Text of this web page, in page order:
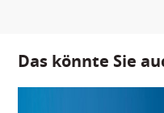
Das könnte Sie